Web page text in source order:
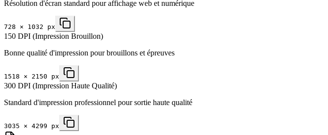
Résolution d'écran standard pour affichage web et numérique
728 × 1032 px
150 DPI (Impression Brouillon)
Bonne qualité d'impression pour brouillons et épreuves
1518 × 2150 px
300 DPI (Impression Haute Qualité)
Standard d'impression professionnel pour sortie haute qualité
3035 × 4299 px